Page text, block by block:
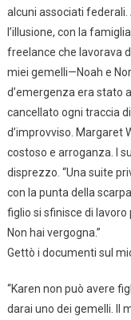
alcuni associati
l’illusione, con la
freelance che lavorava
miei gemelli—Noah e
d’emergenza era stato
cancellato ogni traccia
d’improvviso. Margaret
costoso e arroganza. I
disprezzo. “Una suite
con la punta della
figlio si sfinisce di
Non hai vergogna.”
Gettò i documenti sul
“Karen non può avere
darai uno dei gemelli. Il